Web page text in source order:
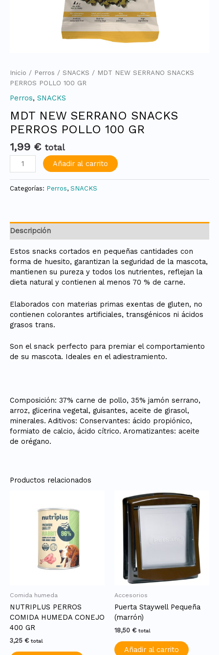
Inicio / Perros / SNACKS / MDT NEW SERRANO SNACKS
PERROS POLLO 100 GR
Perros, SNACKS
MDT NEW SERRANO SNACKS
PERROS POLLO 100 GR
1,99 € total
Añadir al carrito
Categorías: Perros, SNACKS
Descripción
Estos snacks cortados en pequeñas cantidades con
forma de huesito, garantizan la seguridad de la mascota,
mantienen su pureza y todos los nutrientes, reflejan la
dieta natural y contienen al menos 70 % de carne.
Elaborados con materias primas exentas de gluten, no
contienen colorantes artificiales, transgénicos ni ácidos
grasos trans.
Son el snack perfecto para premiar el comportamiento
de su mascota. Ideales en el adiestramiento.
Composición: 37% carne de pollo, 35% jamón serrano,
arroz, glicerina vegetal, guisantes, aceite de girasol,
minerales. Aditivos: Conservantes: ácido propiónico,
formiato de calcio, ácido cítrico. Aromatizantes: aceite
de orégano.
Productos relacionados
Comida humeda
NUTRIPLUS PERROS
COMIDA HUMEDA CONEJO
400 GR
3,25 € total
Accesorios
Puerta Staywell Pequeña
(marrón)
18,50 € total
Añadir al carrito